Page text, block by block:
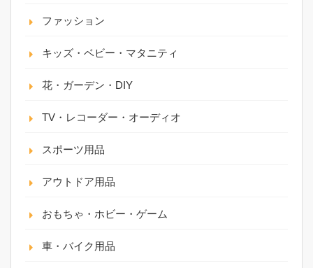
ファッション
キッズ・ベビー・マタニティ
花・ガーデン・DIY
TV・レコーダー・オーディオ
スポーツ用品
アウトドア用品
おもちゃ・ホビー・ゲーム
車・バイク用品